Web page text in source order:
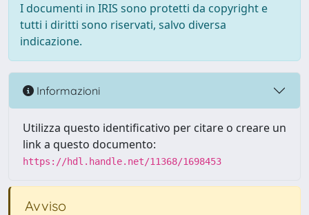
I documenti in IRIS sono protetti da copyright e
tutti i diritti sono riservati, salvo diversa
indicazione.
Informazioni
Utilizza questo identificativo per citare o creare un
link a questo documento:
https://hdl.handle.net/11368/1698453
Avviso